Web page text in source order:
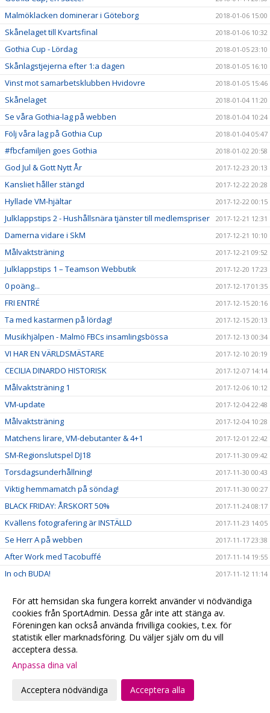
Malmöklacken dominerar i Göteborg 2018-01-06 15:00
Skånelaget till Kvartsfinal 2018-01-06 10:32
Gothia Cup - Lördag 2018-01-05 23:10
Skånlagstjejerna efter 1:a dagen 2018-01-05 16:10
Vinst mot samarbetsklubben Hvidovre 2018-01-05 15:46
Skånelaget 2018-01-04 11:20
Se våra Gothia-lag på webben 2018-01-04 10:24
Följ våra lag på Gothia Cup 2018-01-04 05:47
#fbcfamiljen goes Gothia 2018-01-02 20:58
God Jul & Gott Nytt År 2017-12-23 20:13
Kansliet håller stängd 2017-12-22 20:28
Hyllade VM-hjältar 2017-12-22 00:15
Julklappstips 2 - Hushållsnära tjänster till medlemspriser 2017-12-21 12:31
Damerna vidare i SkM 2017-12-21 10:10
Målvaktsträning 2017-12-21 09:52
Julklappstips 1 – Teamson Webbutik 2017-12-20 17:23
0 poäng... 2017-12-17 01:35
FRI ENTRÉ 2017-12-15 20:16
Ta med kastarmen på lördag! 2017-12-15 20:13
Musikhjälpen - Malmö FBCs insamlingsbössa 2017-12-13 00:34
VI HAR EN VÄRLDSMÄSTARE 2017-12-10 20:19
CECILIA DINARDO HISTORISK 2017-12-07 14:14
Målvaktsträning 1 2017-12-06 10:12
VM-update 2017-12-04 22:48
Målvaktsträning 2017-12-04 10:28
Matchens lirare, VM-debutanter & 4+1 2017-12-01 22:42
SM-Regionslutspel DJ18 2017-11-30 09:42
Torsdagsunderhållning! 2017-11-30 00:43
Viktig hemmamatch på söndag! 2017-11-30 00:27
BLACK FRIDAY: ÅRSKORT 50% 2017-11-24 08:17
Kvällens fotografering är INSTÄLLD 2017-11-23 14:05
Se Herr A på webben 2017-11-17 23:38
After Work med Tacobuffé 2017-11-14 19:55
In och BUDA! 2017-11-12 11:14
Ellen till VM! 2017-11-10
Ett stort TACK! 2017-11-06 15:47
Euro Floorball Tour till helgen 2017-11-01 16:20
Höstlovet är räddat!
För att hemsidan ska fungera korrekt använder vi nödvändiga
cookies från SportAdmin. Dessa går inte att stänga av.
Föreningen kan också använda frivilliga cookies, t.ex. för
statistik eller marknadsföring. Du väljer själv om du vill
acceptera dessa.
Anpassa dina val
Acceptera nödvändiga Acceptera alla